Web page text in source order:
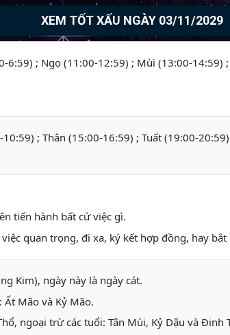
XEM TỐT XẤU NGÀY 03/11/2029
6:59) ; Ngọ (11:00-12:59) ; Mùi (13:00-14:59)
; Thân (15:00-16:59) ; Tuất (19:00-
tiến hành bất cứ việc gì.
quan trọng, đi xa, ký kết hợp đồng, hay
Kim), ngày này là ngày cát.
Ất Mão và Kỷ Mão.
ngoại trừ các tuổi: Tân Mùi, Kỷ Dậu và Đinh